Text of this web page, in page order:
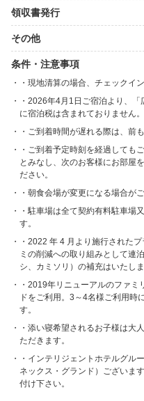
領収書発行
その他
条件・注意事項
・現地清算の場合、チェックイ
・2026年4月1日ご宿泊より、
に宿泊税は含まれておりません。
・ご到着時間が遅れる際は、前
・ご到着予定時刻を経過しても
とみなし、次のお客様にお部屋
ださい。
・朝食会場が変更になる場合が
・駐車場は全て契約有料駐車場
す。
・2022 年 4 月より施行された
ミの削減への取り組みとして連
シ、カミソリ）の補充はいたし
・2019年リニューアルのファ
ドをご利用。3～4名様ご利用時
す。
・添い寝希望されるお子様は大
ただきます。
・インテリジェントホテルグル
ネックス・グランド）ございま
付け下さい。